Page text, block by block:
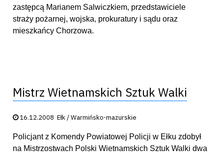
zastępcą Marianem Salwiczkiem, przedstawiciele
straży pożarnej, wojska, prokuratury i sądu oraz
mieszkańcy Chorzowa.
Mistrz Wietnamskich Sztuk Walki
Data publikacji:
16.12.2008 Ełk / Warmińsko-mazurskie
Policjant z Komendy Powiatowej Policji w Ełku zdobył
na Mistrzostwach Polski Wietnamskich Sztuk Walki dwa